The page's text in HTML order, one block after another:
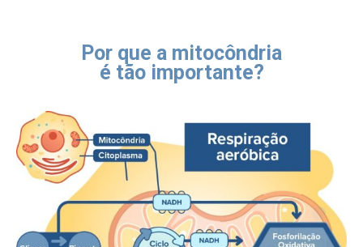
Por que a mitocôndria
é tão importante?